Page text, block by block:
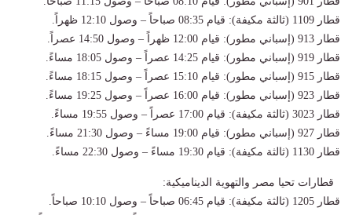
قطار 1109 (ثالثة مكيفة): قيام 08:35 صباحاً – وصول 12:10 ظهراً.
قطار 913 (إسباني مطور): قيام 12:00 ظهراً – وصول 14:50 عصراً.
قطار 919 (إسباني مطور): قيام 14:25 عصراً – وصول 18:05 مساءً.
قطار 915 (إسباني مطور): قيام 15:10 عصراً – وصول 18:15 مساءً.
قطار 923 (إسباني مطور): قيام 16:00 عصراً – وصول 19:25 مساءً.
قطار 3023 (ثالثة مكيفة): قيام 17:00 عصراً – وصول 19:55 مساءً.
قطار 927 (إسباني مطور): قيام 19:00 مساءً – وصول 21:30 مساءً.
قطار 1130 (ثالثة مكيفة): قيام 19:30 مساءً – وصول 22:30 مساءً.
قطارات تحيا مصر والتهوية الديناميكية:
قطار 1205 (ثالثة مكيفة): قيام 06:45 صباحاً – وصول 10:10 صباحاً.